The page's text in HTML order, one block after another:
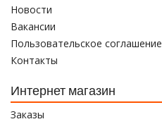
Новости
Вакансии
Пользовательское соглашение
Контакты
Интернет магазин
Заказы